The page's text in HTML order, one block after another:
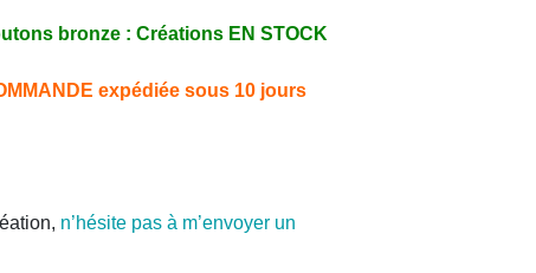
bronze : Créations EN STOCK
expédiée sous 10 jours
n’hésite pas à m’envoyer un